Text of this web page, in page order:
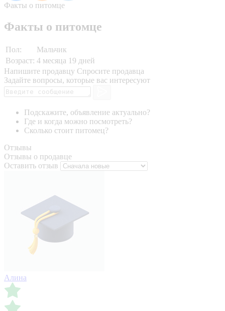
Факты о питомце
Факты о питомце
Пол:
Мальчик
Возраст: 4 месяца 19 дней
Напишите продавцу Спросите продавца
Задайте вопросы, которые вас интересуют
Подскажите, объявление актуально?
Где и когда можно посмотреть?
Сколько стоит питомец?
Отзывы
Отзывы о продавце
Оставить отзыв
Алина